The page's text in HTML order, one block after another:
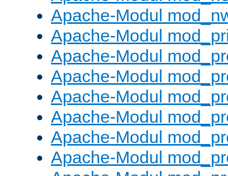
Apache-Modul
Apache-Modul
Apache-Modul
Apache-Modul
Apache-Modul
Apache-Modul
Apache-Modul
Apache-Modul